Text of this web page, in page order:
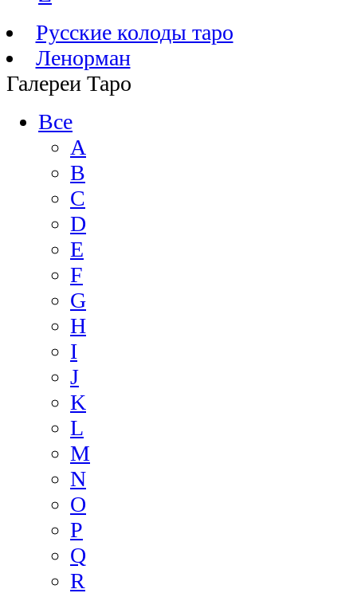
Русские колоды таро
Ленорман
Галереи Таро
Все
A
B
C
D
E
F
G
H
I
J
K
L
M
N
O
P
Q
R